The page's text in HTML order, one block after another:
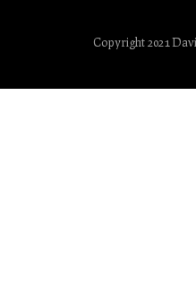
Copyright 2021